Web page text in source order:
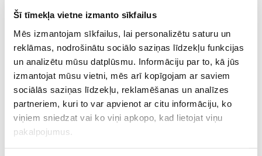
Šī tīmekļa vietne izmanto sīkfailus
Mēs izmantojam sīkfailus, lai personalizētu saturu un
reklāmas, nodrošinātu sociālo saziņas līdzekļu funkcijas
un analizētu mūsu datplūsmu. Informāciju par to, kā jūs
izmantojat mūsu vietni, mēs arī kopīgojam ar saviem
sociālās saziņas līdzekļu, reklamēšanas un analīzes
partneriem, kuri to var apvienot ar citu informāciju, ko
viņiem sniedzat vai ko viņi apkopo, kad lietojat viņu
pakalpojumus.
Minimālais pasūtījuma apjoms un pasūtījuma solis 2 losnes
Ask question
Share product link
Print